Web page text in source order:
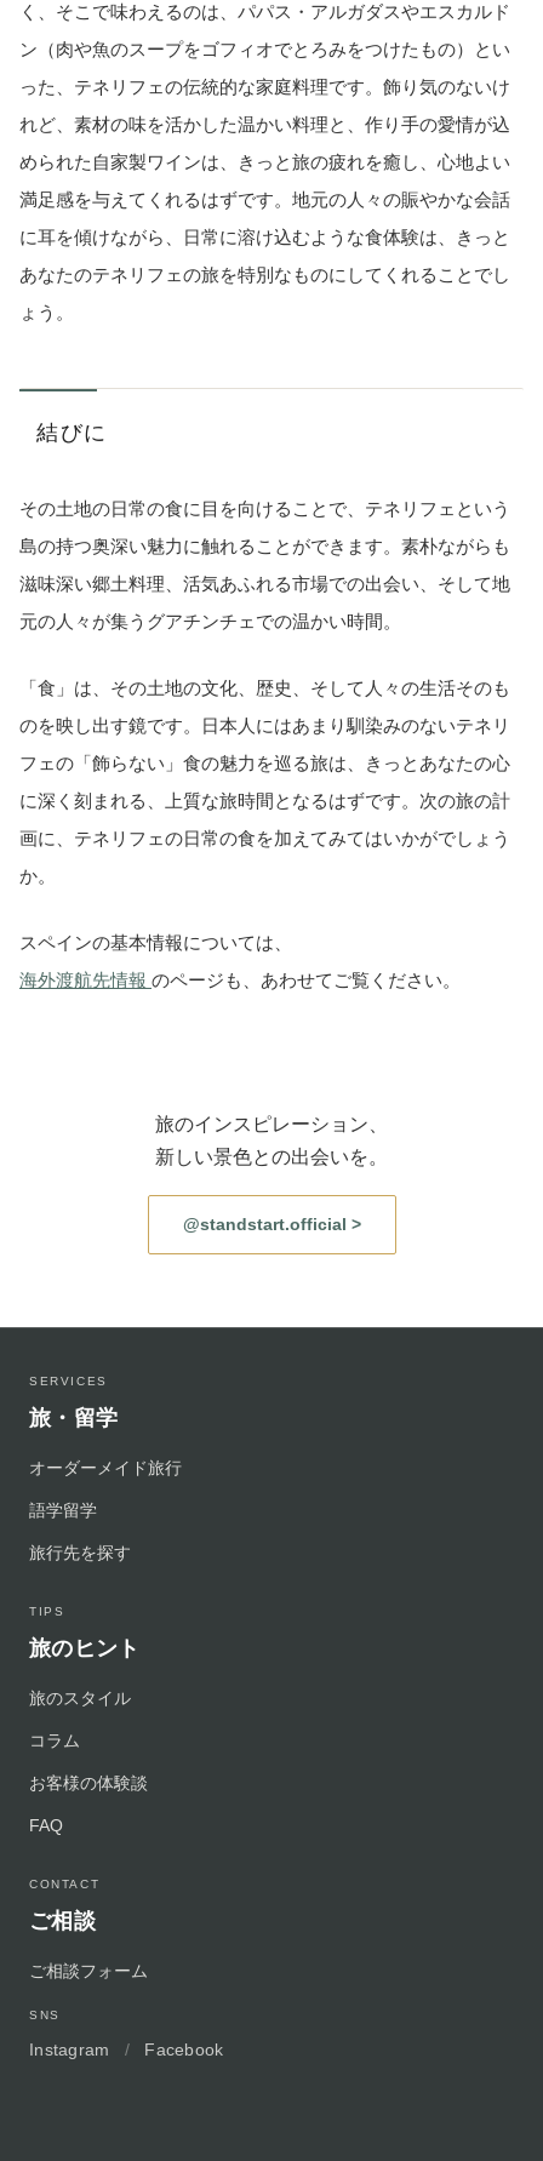
く、そこで味わえるのは、パパス・アルガダスやエスカルド
ン（肉や魚のスープをゴフィオでとろみをつけたもの）とい
った、テネリフェの伝統的な家庭料理です。飾り気のないけ
れど、素材の味を活かした温かい料理と、作り手の愛情が込
められた自家製ワインは、きっと旅の疲れを癒し、心地よい
満足感を与えてくれるはずです。地元の人々の賑やかな会話
に耳を傾けながら、日常に溶け込むような食体験は、きっと
あなたのテネリフェの旅を特別なものにしてくれることでし
ょう。
結びに
その土地の日常の食に目を向けることで、テネリフェという
島の持つ奥深い魅力に触れることができます。素朴ながらも
滋味深い郷土料理、活気あふれる市場での出会い、そして地
元の人々が集うグアチンチェでの温かい時間。
「食」は、その土地の文化、歴史、そして人々の生活そのも
のを映し出す鏡です。日本人にはあまり馴染みのないテネリ
フェの「飾らない」食の魅力を巡る旅は、きっとあなたの心
に深く刻まれる、上質な旅時間となるはずです。次の旅の計
画に、テネリフェの日常の食を加えてみてはいかがでしょう
か。
スペインの基本情報については、
海外渡航先情報 のページも、あわせてご覧ください。
旅のインスピレーション、
新しい景色との出会いを。
@standstart.official >
SERVICES
旅・留学
オーダーメイド旅行
語学留学
旅行先を探す
TIPS
旅のヒント
旅のスタイル
コラム
お客様の体験談
FAQ
CONTACT
ご相談
ご相談フォーム
SNS
Instagram / Facebook